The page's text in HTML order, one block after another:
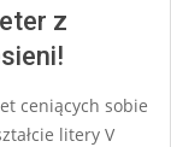
z
ceniących sobie
litery V